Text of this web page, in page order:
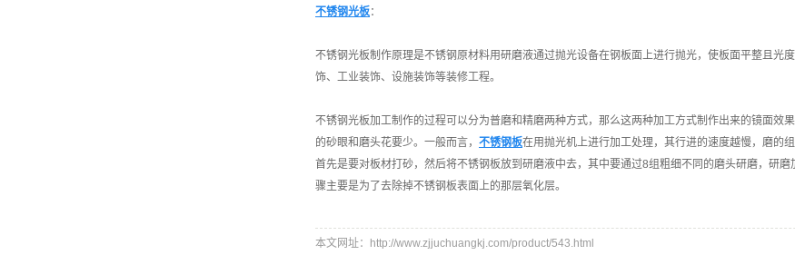
不锈钢光板：
不锈钢光板制作原理是不锈钢原材料用研磨液通过抛光设备在钢板面上进行抛光，使板面平整且光
饰、工业装饰、设施装饰等装修工程。
不锈钢光板加工制作的过程可以分为普磨和精磨两种方式，那么这两种加工方式制作出来的镜面效
的砂眼和磨头花要少。一般而言， 不锈钢板在用抛光机上进行加工处理，其行进的速度越慢，磨的
首先是要对板材打砂，然后将不锈钢板放到研磨液中去，其中要通过8组粗细不同的磨头研磨，研
骤主要是为了去除掉不锈钢板表面上的那层氧化层。
本文网址：http://www.zjjuchuangkj.com/product/543.html